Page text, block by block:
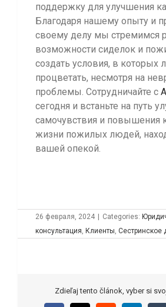
поддержку для улучшения
Благодаря нашему опыту и
своему делу мы стремимся
возможности сиделок и
создать условия, в которых
процветать, несмотря на
проблемы. Сотрудничайте с
сегодня и встаньте на путь
самочувствия и повышения
жизни пожилых людей,
вашей опекой.
26 февраля, 2024 | Categories:
консультация Клиенты Сестринское
Zdieľaj tento článok, vyber si